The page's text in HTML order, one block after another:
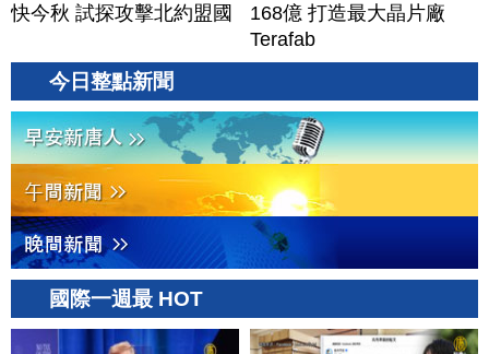
快今秋 試探攻擊北約盟國
168億 打造最大晶片廠
Terafab
今日整點新聞
國際一週最 HOT